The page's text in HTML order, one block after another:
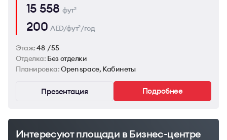
15 558 фут2
200AED/фут2/год
Этаж:48 / 55
Отделка: Без отделки
Планировка:Open space, Кабинеты
Презентация Подробнее
Интересуют площади в Бизнес-центре